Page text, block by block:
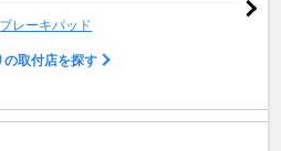
ブレーキパッド
の取付店を探す